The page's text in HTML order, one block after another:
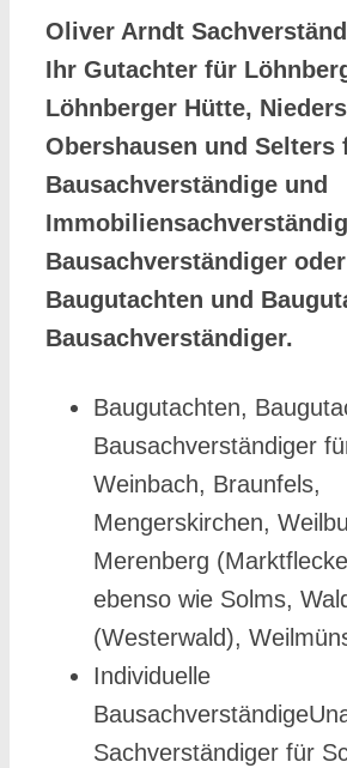
Oliver Arndt
Ihr Gutachter für
Löhnberger Hütte,
Obershausen und Selters
Bausachverständige und
Bausachverständiger oder
Baugutachten und
Bausachverständiger.
Baugutachten,
Bausachverständiger
Weinbach, Braunfels,
Mengerskirchen,
Merenberg
ebenso wie Solms,
(Westerwald),
Individuelle
Sachverständiger für